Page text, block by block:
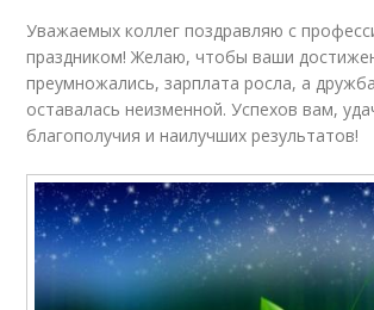
Уважаемых коллег поздравляю с
праздником! Желаю, чтобы ваши
преумножались, зарплата росла, а
оставалась неизменной. Успехов вам,
благополучия и наилучших результатов!